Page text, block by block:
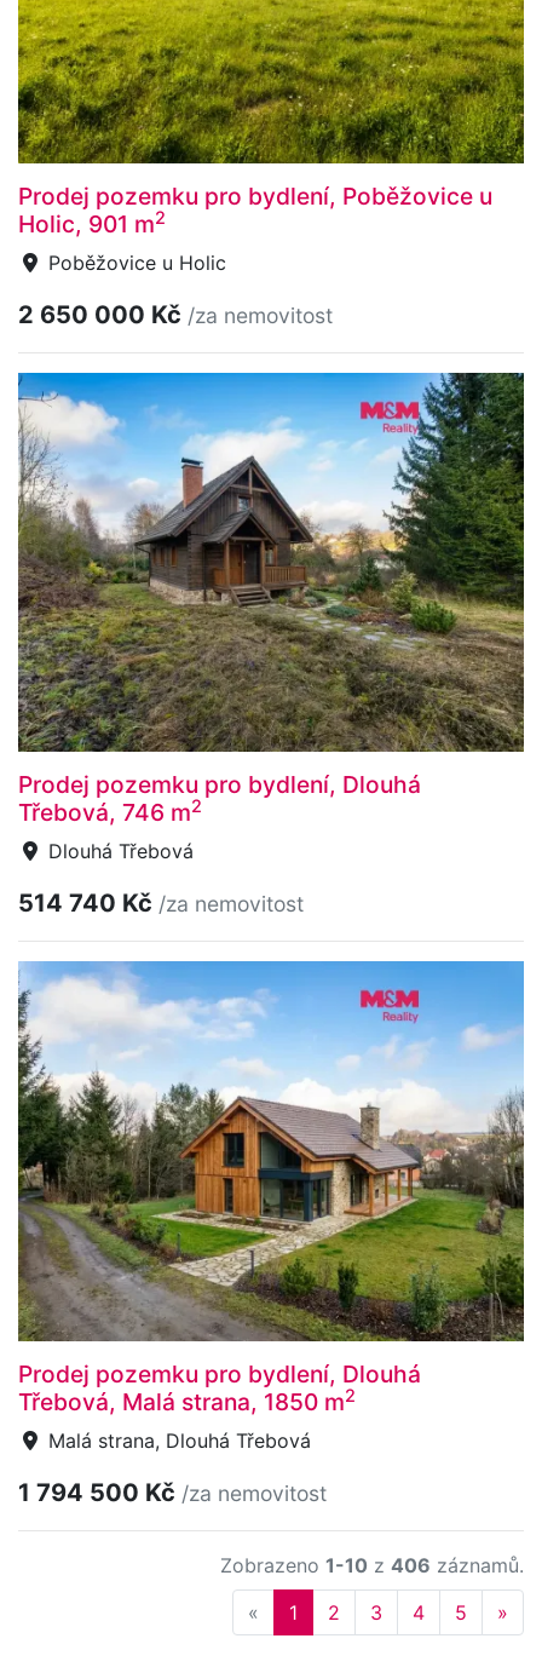
Prodej pozemku pro bydlení, Poběžovice u
Holic, 901 m2
Poběžovice u Holic
2 650 000 Kč /za nemovitost
Prodej pozemku pro bydlení, Dlouhá
Třebová, 746 m2
Dlouhá Třebová
514 740 Kč /za nemovitost
Prodej pozemku pro bydlení, Dlouhá
Třebová, Malá strana, 1850 m2
Malá strana, Dlouhá Třebová
1 794 500 Kč /za nemovitost
Zobrazeno 1-10 z 406 záznamů.
« Previous
1 2 3 4 5 »